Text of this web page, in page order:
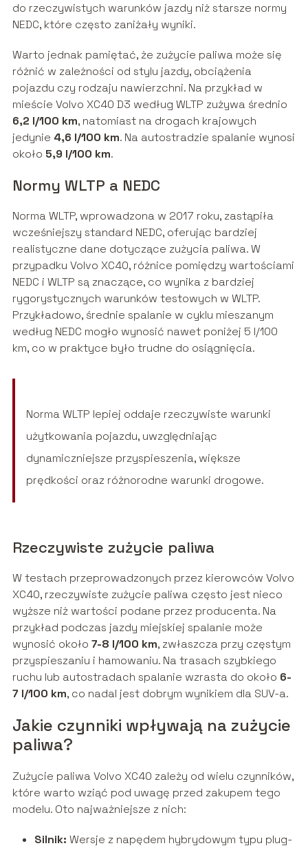
do rzeczywistych warunków jazdy niż starsze normy
NEDC, które często zaniżały wyniki.
Warto jednak pamiętać, że zużycie paliwa może się
różnić w zależności od stylu jazdy, obciążenia
pojazdu czy rodzaju nawierzchni. Na przykład w
mieście Volvo XC40 D3 według WLTP zużywa średnio
6,2 l/100 km, natomiast na drogach krajowych
jedynie 4,6 l/100 km. Na autostradzie spalanie wynosi
około 5,9 l/100 km.
Normy WLTP a NEDC
Norma WLTP, wprowadzona w 2017 roku, zastąpiła
wcześniejszy standard NEDC, oferując bardziej
realistyczne dane dotyczące zużycia paliwa. W
przypadku Volvo XC40, różnice pomiędzy wartościami
NEDC i WLTP są znaczące, co wynika z bardziej
rygorystycznych warunków testowych w WLTP.
Przykładowo, średnie spalanie w cyklu mieszanym
według NEDC mogło wynosić nawet poniżej 5 l/100
km, co w praktyce było trudne do osiągnięcia.
Norma WLTP lepiej oddaje rzeczywiste warunki
użytkowania pojazdu, uwzględniając
dynamiczniejsze przyspieszenia, większe
prędkości oraz różnorodne warunki drogowe.
Rzeczywiste zużycie paliwa
W testach przeprowadzonych przez kierowców Volvo
XC40, rzeczywiste zużycie paliwa często jest nieco
wyższe niż wartości podane przez producenta. Na
przykład podczas jazdy miejskiej spalanie może
wynosić około 7-8 l/100 km, zwłaszcza przy częstym
przyspieszaniu i hamowaniu. Na trasach szybkiego
ruchu lub autostradach spalanie wzrasta do około 6-
7 l/100 km, co nadal jest dobrym wynikiem dla SUV-a.
Jakie czynniki wpływają na zużycie
paliwa?
Zużycie paliwa Volvo XC40 zależy od wielu czynników,
które warto wziąć pod uwagę przed zakupem tego
modelu. Oto najważniejsze z nich:
Silnik: Wersje z napędem hybrydowym typu plug-